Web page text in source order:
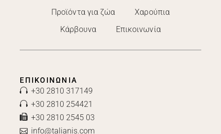
Προϊόντα για ζώα
Χαρούπια
Κάρβουνα
Επικοινωνία
ΕΠΙΚΟΙΝΩΝΊΑ
+30 2810 317149
+30 2810 254421
+30 2810 2545 03
info@talianis.com